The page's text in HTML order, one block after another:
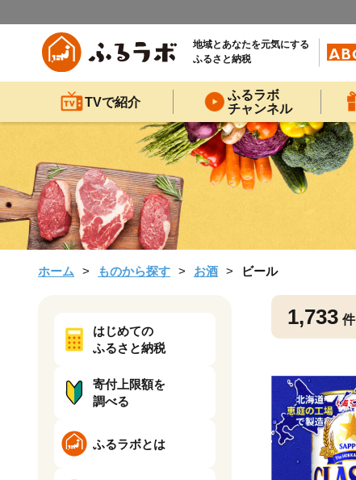
地域とあなたを元気にする
ふるさと納税
TVで紹介
ふるラボ
チャンネル
ホーム ものから探す お酒 ビール
1,733 件
はじめての
ふるさと納税
寄付上限額を
調べる
ふるラボとは